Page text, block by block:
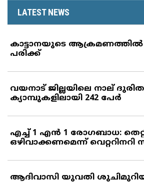
LATEST NEWS
കാട്ടാനയുടെ ആക്രമണത്തില്‍
പരിക്ക്
വയനാട് ജില്ലയിലെ നാല്
ക്യാമ്പുകളിലായി 242 പേര്‍
എച്ച് 1 എന്‍ 1 രോഗബാധ:
ഒഴിവാക്കണമെന്ന്
ആദിവാസി യുവതി